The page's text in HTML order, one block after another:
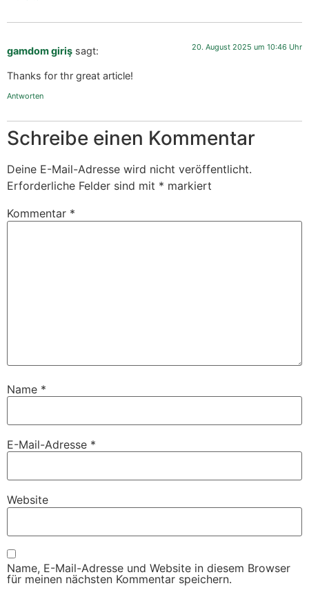
gamdom giriş sagt: 20. August 2025 um 10:46 Uhr
Thanks for thr great article!
Antworten
Schreibe einen Kommentar
Deine E-Mail-Adresse wird nicht veröffentlicht.
Erforderliche Felder sind mit * markiert
Kommentar *
Name *
E-Mail-Adresse *
Website
Name, E-Mail-Adresse und Website in diesem Browser
für meinen nächsten Kommentar speichern.